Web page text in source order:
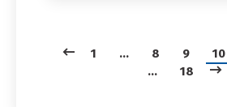
1 … 8 9 10
…
18